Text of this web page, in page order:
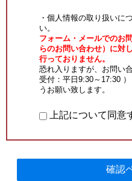
・個人情報の取り扱いに
い。
フォーム・メールでのお
らのお問い合わせ）に対
行っておりません。
恐れ入りますが、お問い
受付：平日9:30～17:30
うお願い致します。
上記について同意
確認